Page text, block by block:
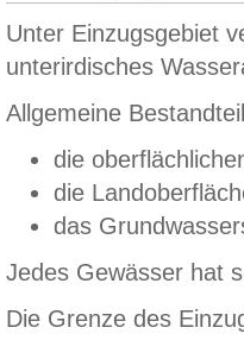
Unter Einzugsgebiet
unterirdisches
Allgemeine
die
die
das
Jedes Gewässer hat
Die Grenze des